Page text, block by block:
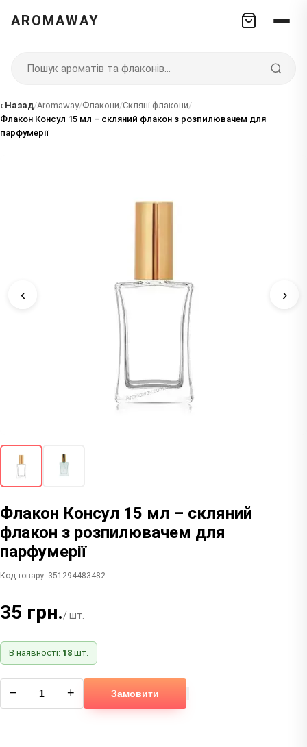
AROMAWAY
‹ Назад/Aromaway/Флакони/Скляні флакони/
Флакон Консул 15 мл – скляний флакон з розпилювачем для
парфумерії
‹ ›
Флакон Консул 15 мл – скляний
флакон з розпилювачем для
парфумерії
Код товару: 351294483482
35 грн./ шт.
В наявності: 18 шт.
− + Замовити